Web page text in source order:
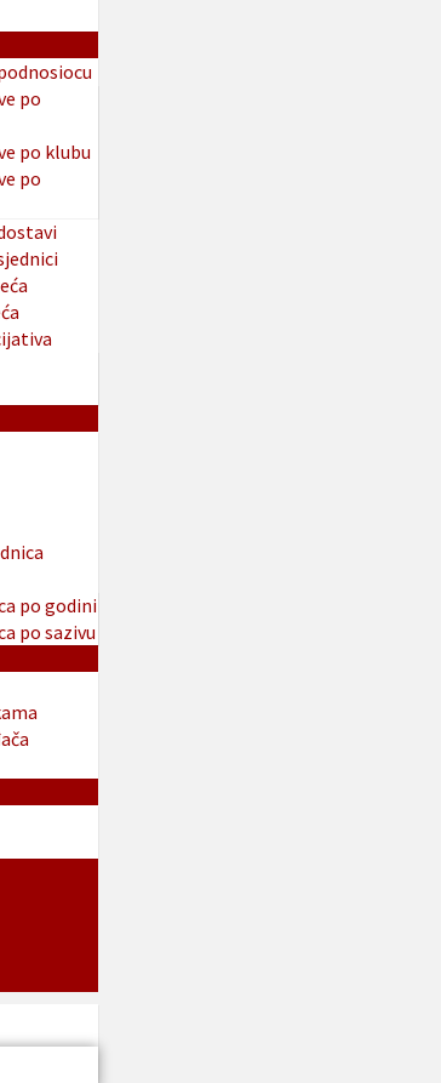
po
po klubu
po
po godini
po sazivu